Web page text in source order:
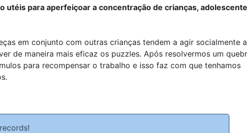
utéis para aperfeiçoar a concentração de crianças,
em conjunto com outras crianças tendem a agir socialmente
de maneira mais eficaz os puzzles. Após resolvermos um
para recompensar o trabalho e isso faz com que tenhamos